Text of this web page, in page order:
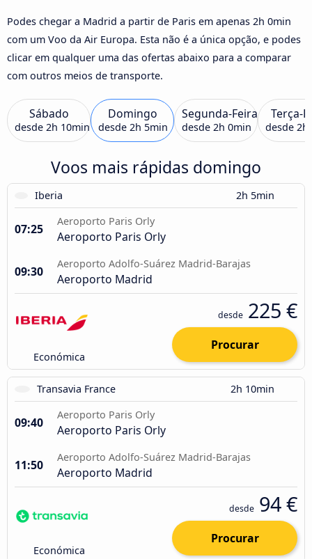
Podes chegar a Madrid a partir de Paris em apenas 2h 0min
com um Voo da Air Europa. Esta não é a única opção, e podes
clicar em qualquer uma das ofertas abaixo para a comparar
com outros meios de transporte.
Sábado
desde 2h 10min
Domingo
desde 2h 5min
Segunda-Feira
desde 2h 0min
Terça-
desde 2h
Voos mais rápidas domingo
Iberia 2h 5min
07:25
Aeroporto Paris Orly
Aeroporto Paris Orly
09:30
Aeroporto Adolfo-Suárez Madrid-Barajas
Aeroporto Madrid
Económica
desde 225 €
Procurar
Transavia France 2h 10min
09:40
Aeroporto Paris Orly
Aeroporto Paris Orly
11:50
Aeroporto Adolfo-Suárez Madrid-Barajas
Aeroporto Madrid
Económica
desde 94 €
Procurar